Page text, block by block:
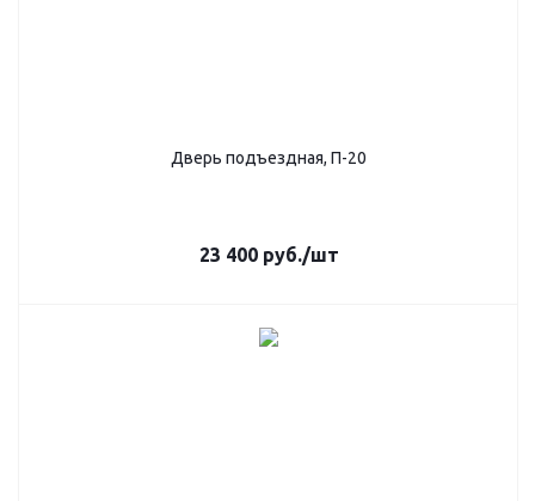
Дверь подъездная, П-20
23 400руб./шт